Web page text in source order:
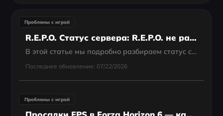
Проблемы с игрой
R.E.P.O. Статус сервера: R.E.P.O. не работает?
В этой статье мы подробно разбираем статус серверов R.E.P.O., помогая игрокам оставаться в курсе доступности и производительности серверов.
Последнее обновление: 07/22/2026
Проблемы с игрой